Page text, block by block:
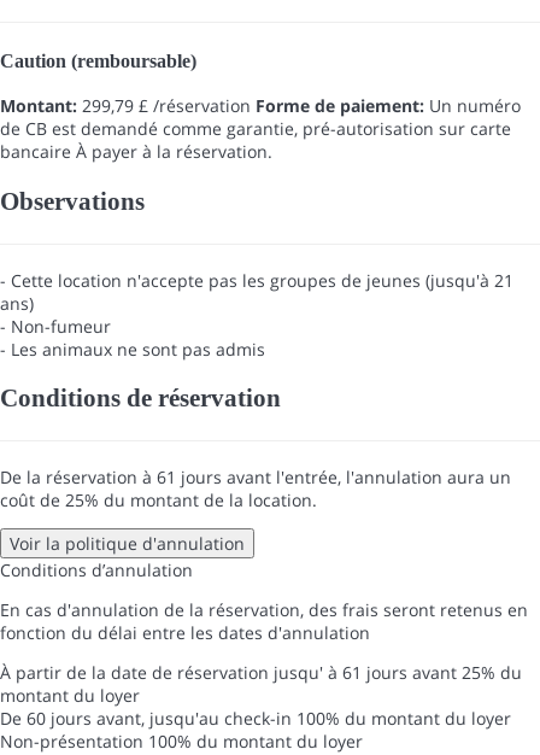
Caution (remboursable)
Montant: 299,79 £ /réservation Forme de paiement: Un numéro
de CB est demandé comme garantie, pré-autorisation sur carte
bancaire À payer à la réservation.
Observations
- Cette location n'accepte pas les groupes de jeunes (jusqu'à 21
ans)
- Non-fumeur
- Les animaux ne sont pas admis
Conditions de réservation
De la réservation à 61 jours avant l'entrée, l'annulation aura un
coût de 25% du montant de la location.
Voir la politique d'annulation
Conditions d’annulation
En cas d'annulation de la réservation, des frais seront retenus en
fonction du délai entre les dates d'annulation
À partir de la date de réservation jusqu' à 61 jours avant 25% du
montant du loyer
De 60 jours avant, jusqu'au check-in 100% du montant du loyer
Non-présentation 100% du montant du loyer